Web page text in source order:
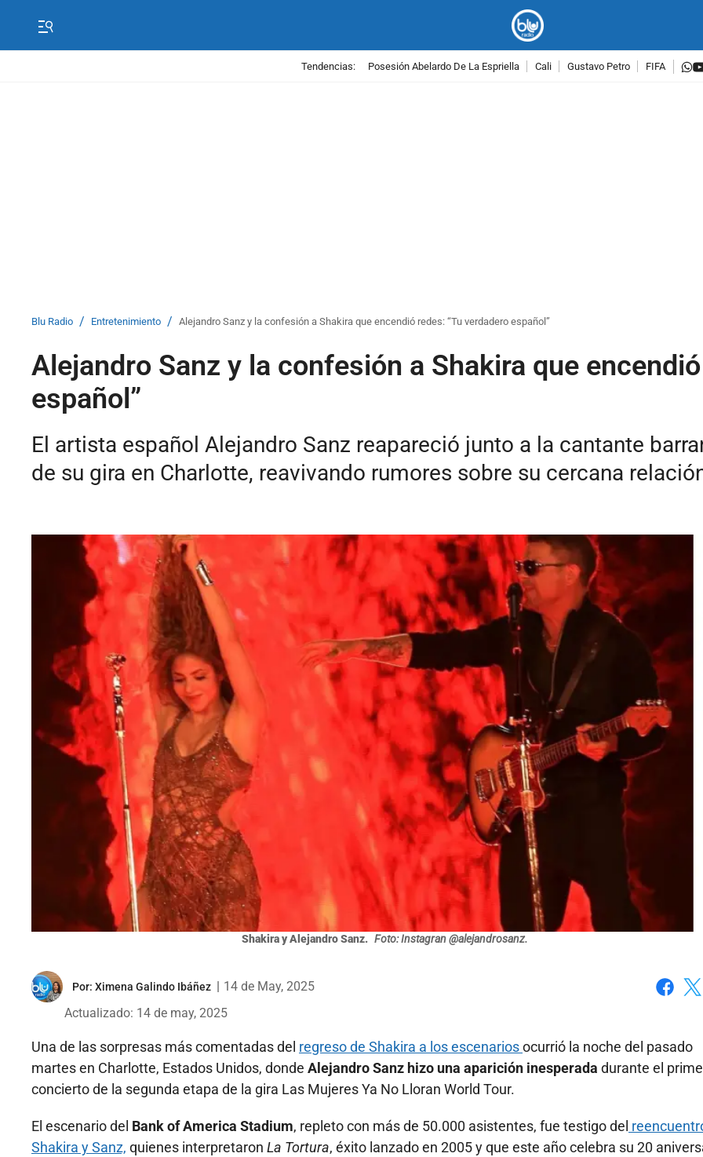
Tendencias: Posesión Abelardo De La Espriella Cali Gustavo Petro FIFA
Blu Radio / Entretenimiento / Alejandro Sanz y la confesión a Shakira que encendió redes: “Tu verdadero español”
Alejandro Sanz y la confesión a Shakira que
español”
El artista español Alejandro Sanz reapareció junto a la cantante
de su gira en Charlotte, reavivando rumores sobre su cercana
Shakira y Alejandro Sanz. Foto: Instagran @alejandrosanz.
Por: Ximena Galindo Ibáñez
14 de May, 2025
Actualizado: 14 de may, 2025
Una de las sorpresas más comentadas del regreso de Shakira a los escenariosocurrió la noche del pasado
martes en Charlotte, Estados Unidos, donde Alejandro Sanz hizo una aparición inesperada durante el
concierto de la segunda etapa de la gira Las Mujeres Ya No Lloran World Tour.
El escenario del Bank of America Stadium, repleto con más de 50.000 asistentes, fue testigo del
Shakira y Sanz, quienes interpretaron La Tortura, éxito lanzado en 2005 y que este año celebra su 20